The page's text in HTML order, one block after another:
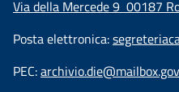
Via della Mercede 9 00187
Posta elettronica:
PEC: